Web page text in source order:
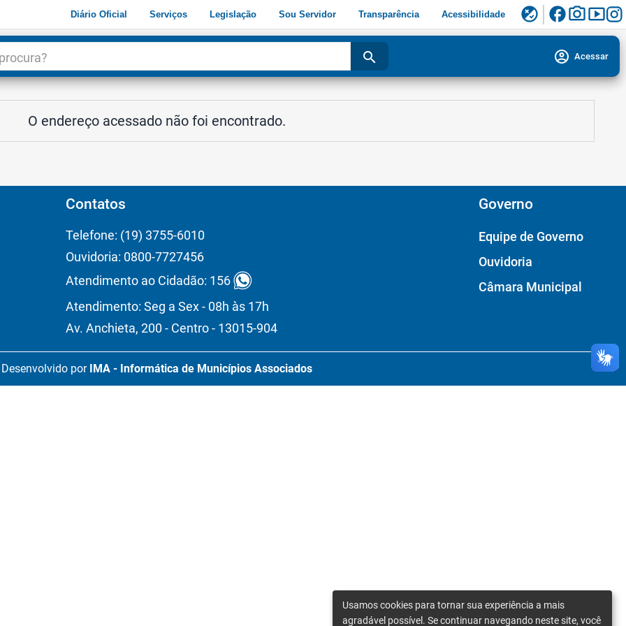
Diário Oficial Serviços Legislação Sou Servidor Transparência Acessibilidade flaky facebookphoto_camerasmart_display
search account_circle Acessar
O endereço acessado não foi encontrado.
Contatos
Telefone: (19) 3755-6010
Ouvidoria: 0800-7727456
Atendimento ao Cidadão: 156
Atendimento: Seg a Sex - 08h às 17h
Av. Anchieta, 200 - Centro - 13015-904
Governo
Equipe de Governo
Ouvidoria
Câmara Municipal
Desenvolvido por IMA - Informática de Municípios Associados
Usamos cookies para tornar sua experiência a mais
agradável possível. Se continuar navegando neste site, você